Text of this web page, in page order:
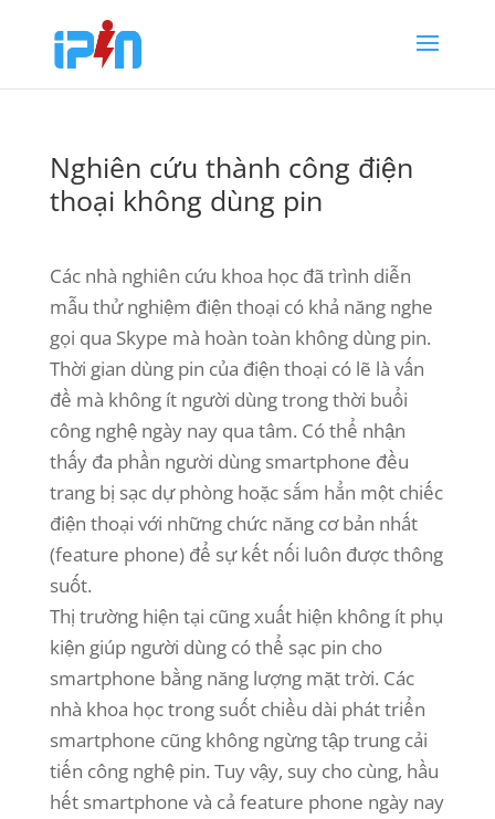
Nghiên cứu thành công điện
thoại không dùng pin
Các nhà nghiên cứu khoa học đã trình diễn
mẫu thử nghiệm điện thoại có khả năng nghe
gọi qua Skype mà hoàn toàn không dùng pin.
Thời gian dùng pin của điện thoại có lẽ là vấn
đề mà không ít người dùng trong thời buổi
công nghệ ngày nay qua tâm. Có thể nhận
thấy đa phần người dùng smartphone đều
trang bị sạc dự phòng hoặc sắm hẳn một chiếc
điện thoại với những chức năng cơ bản nhất
(feature phone) để sự kết nối luôn được thông
suốt.
Thị trường hiện tại cũng xuất hiện không ít phụ
kiện giúp người dùng có thể sạc pin cho
smartphone bằng năng lượng mặt trời. Các
nhà khoa học trong suốt chiều dài phát triển
smartphone cũng không ngừng tập trung cải
tiến công nghệ pin. Tuy vậy, suy cho cùng, hầu
hết smartphone và cả feature phone ngày nay